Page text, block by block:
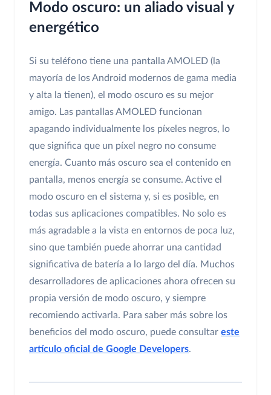
Modo oscuro: un aliado visual y
energético
Si su teléfono tiene una pantalla AMOLED (la
mayoría de los Android modernos de gama media
y alta la tienen), el modo oscuro es su mejor
amigo. Las pantallas AMOLED funcionan
apagando individualmente los píxeles negros, lo
que significa que un píxel negro no consume
energía. Cuanto más oscuro sea el contenido en
pantalla, menos energía se consume. Active el
modo oscuro en el sistema y, si es posible, en
todas sus aplicaciones compatibles. No solo es
más agradable a la vista en entornos de poca luz,
sino que también puede ahorrar una cantidad
significativa de batería a lo largo del día. Muchos
desarrolladores de aplicaciones ahora ofrecen su
propia versión de modo oscuro, y siempre
recomiendo activarla. Para saber más sobre los
beneficios del modo oscuro, puede consultar este
artículo oficial de Google Developers.